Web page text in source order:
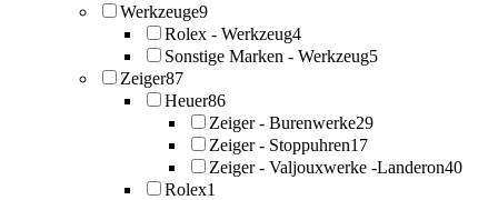
Werkzeuge9
Rolex - Werkzeug4
Sonstige Marken - Werkzeug5
Zeiger87
Heuer86
Zeiger - Burenwerke29
Zeiger - Stoppuhren17
Zeiger - Valjouxwerke -Landeron40
Rolex1